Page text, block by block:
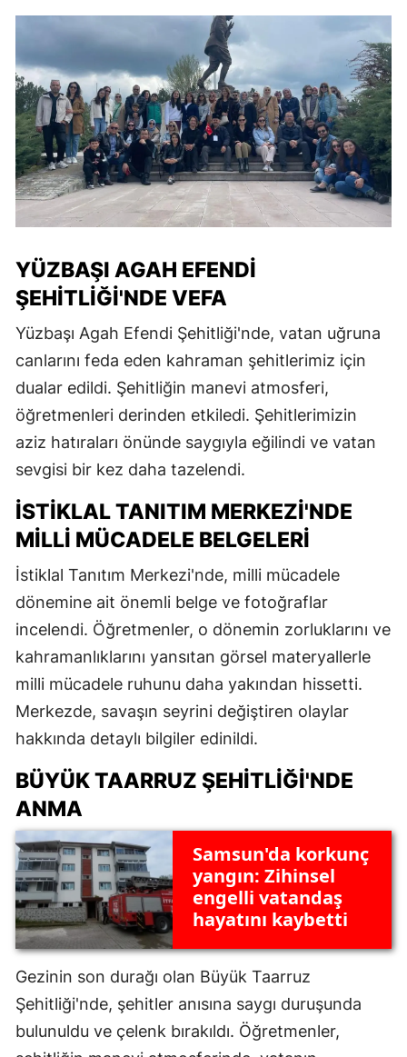
YÜZBAŞI AGAH EFENDI
ŞEHITLIĞI'NDE VEFA
Yüzbaşı Agah Efendi Şehitliği'nde, vatan uğruna
canlarını feda eden kahraman şehitlerimiz için
dualar edildi. Şehitliğin manevi atmosferi,
öğretmenleri derinden etkiledi. Şehitlerimizin
aziz hatıraları önünde saygıyla eğilindi ve vatan
sevgisi bir kez daha tazelendi.
İSTIKLAL TANITIM MERKEZI'NDE
MILLI MÜCADELE BELGELERI
İstiklal Tanıtım Merkezi'nde, milli mücadele
dönemine ait önemli belge ve fotoğraflar
incelendi. Öğretmenler, o dönemin zorluklarını ve
kahramanlıklarını yansıtan görsel materyallerle
milli mücadele ruhunu daha yakından hissetti.
Merkezde, savaşın seyrini değiştiren olaylar
hakkında detaylı bilgiler edinildi.
BÜYÜK TAARRUZ ŞEHITLIĞI'NDE
ANMA
Samsun'da korkunç
yangın: Zihinsel
engelli vatandaş
hayatını kaybetti
Gezinin son durağı olan Büyük Taarruz
Şehitliği'nde, şehitler anısına saygı duruşunda
bulunuldu ve çelenk bırakıldı. Öğretmenler,